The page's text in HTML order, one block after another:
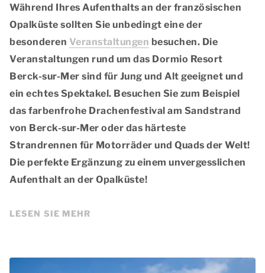
Während Ihres Aufenthalts an der französischen
Opalküste sollten Sie unbedingt eine der
besonderen Veranstaltungen besuchen. Die
Veranstaltungen rund um das Dormio Resort
Berck-sur-Mer sind für Jung und Alt geeignet und
ein echtes Spektakel. Besuchen Sie zum Beispiel
das farbenfrohe Drachenfestival am Sandstrand
von Berck-sur-Mer oder das härteste
Strandrennen für Motorräder und Quads der Welt!
Die perfekte Ergänzung zu einem unvergesslichen
Aufenthalt an der Opalküste!
LESEN SIE MEHR